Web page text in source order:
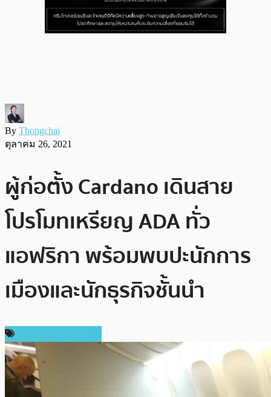
By Thongchai
ตุลาคม 26, 2021
ผู้ก่อตั้ง Cardano เดินสาย
โปรโมทเหรียญ ADA ทั่ว
แอฟริกา พร้อมพบปะนักการ
เมืองและนักธุรกิจชั้นนำ